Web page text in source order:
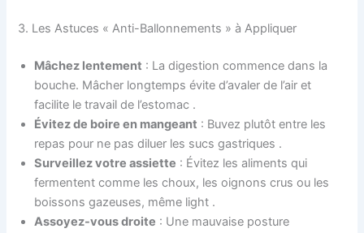
3. Les Astuces « Anti-Ballonnements » à Appliquer
Mâchez lentement : La digestion commence dans la
bouche. Mâcher longtemps évite d’avaler de l’air et
facilite le travail de l’estomac .
Évitez de boire en mangeant : Buvez plutôt entre les
repas pour ne pas diluer les sucs gastriques .
Surveillez votre assiette : Évitez les aliments qui
fermentent comme les choux, les oignons crus ou les
boissons gazeuses, même light .
Assoyez-vous droite : Une mauvaise posture